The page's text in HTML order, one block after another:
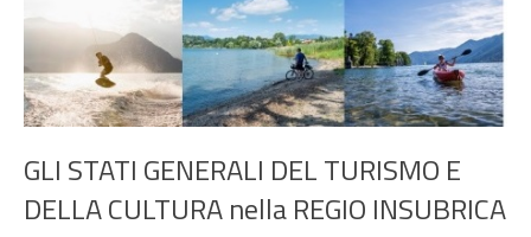
GLI STATI GENERALI DELTURISMO E
DELLA CULTURA nella REGIO INSUBRICA